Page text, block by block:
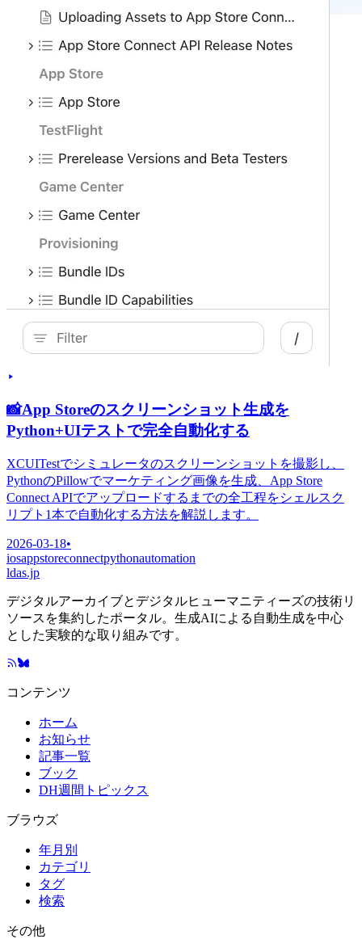
📸App Storeのスクリーンショット生成を
Python+UIテストで完全自動化する
XCUITestでシミュレータのスクリーンショットを撮影し、
PythonのPillowでマーケティング画像を生成、App Store
Connect APIでアップロードするまでの全工程をシェルスク
リプト1本で自動化する方法を解説します。
2026-03-18•
iosappstoreconnectpythonautomation
ldas.jp
デジタルアーカイブとデジタルヒューマニティーズの技術リ
ソースを集約したポータル。生成AIによる自動生成を中心
とした実験的な取り組みです。
コンテンツ
ホーム
お知らせ
記事一覧
ブック
DH週間トピックス
ブラウズ
年月別
カテゴリ
タグ
検索
その他